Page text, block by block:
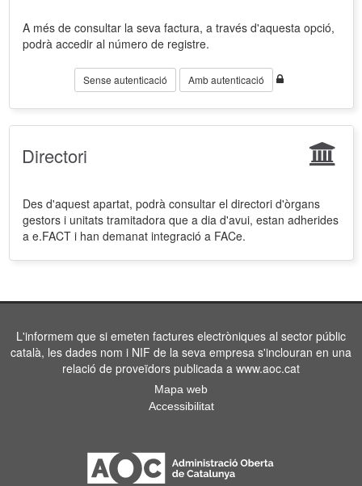
A més de consultar la seva factura, a través d'aquesta opció,
podrà accedir al número de registre.
Sense autenticació Amb autenticació
Directori
Des d'aquest apartat, podrà consultar el directori d'òrgans
gestors i unitats tramitadora que a dia d'avui, estan adherides
a e.FACT i han demanat integració a FACe.
L'informem que si emeten factures electròniques al sector públic
català, les dades nom i NIF de la seva empresa s'inclouran en una
relació de proveïdors publicada a www.aoc.cat
Mapa web
Accessibilitat